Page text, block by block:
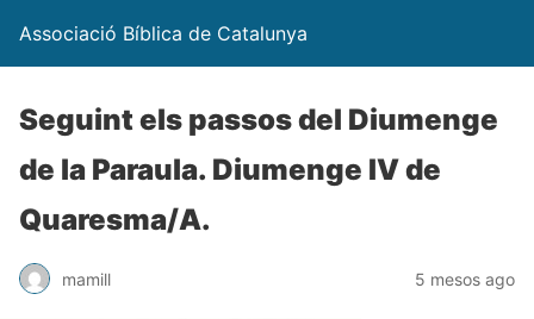
Associació Bíblica de Catalunya
Seguint els passos del Diumenge
de la Paraula. Diumenge IV de
Quaresma/A.
mamill 5 mesos ago